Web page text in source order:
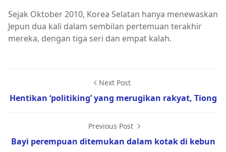
Sejak Oktober 2010, Korea Selatan hanya menewaskan
Jepun dua kali dalam sembilan pertemuan terakhir
mereka, dengan tiga seri dan empat kalah.
Next Post
Hentikan ‘politiking’ yang merugikan rakyat, Tiong
Previous Post
Bayi perempuan ditemukan dalam kotak di kebun